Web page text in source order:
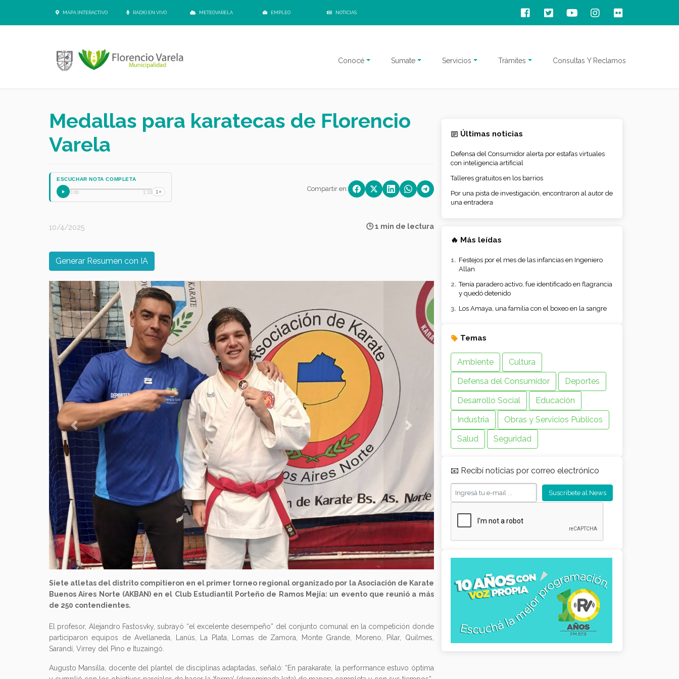
MAPA INTERACTIVO RADIO EN VIVO METEOVARELA EMPLEO NOTICIAS
Conocé Sumate Servicios Trámites Consultas Y Reclamos
Medallas para karatecas de Florencio
Varela
ESCUCHAR NOTA COMPLETA
0:00 1:33 1× Compartir en:
10/4/2025 🕒 1 min de lectura
Generar Resumen con IA
Previous Next
Siete atletas del distrito compitieron en el primer torneo regional organizado por la Asociación de Karate
Buenos Aires Norte (AKBAN) en el Club Estudiantil Porteño de Ramos Mejía: un evento que reunió a más
de 250 contendientes.
El profesor, Alejandro Fastosvky, subrayó “el excelente desempeño” del conjunto comunal en la competición donde
participaron equipos de Avellaneda, Lanús, La Plata, Lomas de Zamora, Monte Grande, Moreno, Pilar, Quilmes,
Sarandí, Virrey del Pino e Ituzaingó.
Augusto Mansilla, docente del plantel de disciplinas adaptadas, señaló: “En parakarate, la performance estuvo óptima
Últimas noticias
Defensa del Consumidor alerta por estafas virtuales
con inteligencia artificial
Talleres gratuitos en los barrios
Por una pista de investigación, encontraron al autor de
una entradera
🔥 Más leídas
Festejos por el mes de las infancias en Ingeniero
Allan
Tenía paradero activo, fue identificado en flagrancia
y quedó detenido
Los Amaya, una familia con el boxeo en la sangre
Temas
Ambiente
Cultura
Defensa del Consumidor
Deportes
Desarrollo Social
Educación
Industria
Obras y Servicios Públicos
Salud
Seguridad
📧 Recibí noticias por correo electrónico